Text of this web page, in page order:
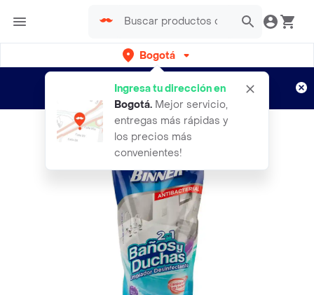
Bogotá
Ingresa tu dirección en
Bogotá. Mejor servicio,
entregas más rápidas y
los precios más
convenientes!
envíos gratis por semanas
Aplican TyC